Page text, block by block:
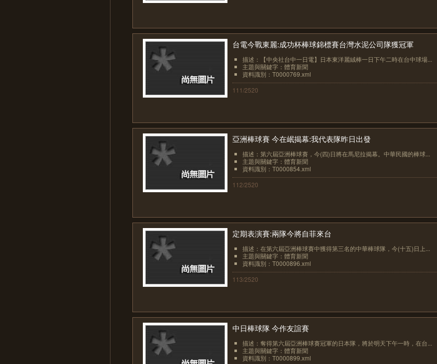
台電今戰東麗:成功杯棒球錦標賽台灣水泥公司隊獲冠軍
描述：【中央社台中一日電】日本東洋麗絨棒一日下午二時在台中球場...
主題與關鍵字：體育新聞
資料識別：T0000769.xml
111/2520
亞洲棒球賽 今在岷揭幕:我代表隊昨日出發
描述：第六屆亞洲棒球賽，今(四)日將在馬尼拉揭幕。中華民國的棒球...
主題與關鍵字：體育新聞
資料識別：T0000854.xml
112/2520
定期表演賽:兩隊今將自菲來台
描述：在第六屆亞洲棒球賽中獲得第三名的中華棒球隊，今(十五)日上...
主題與關鍵字：體育新聞
資料識別：T0000896.xml
113/2520
中日棒球隊 今作友誼賽
描述：奪得第六屆亞洲棒球賽冠軍的日本隊，將於明天下午一時，在台...
主題與關鍵字：體育新聞
資料識別：T0000899.xml